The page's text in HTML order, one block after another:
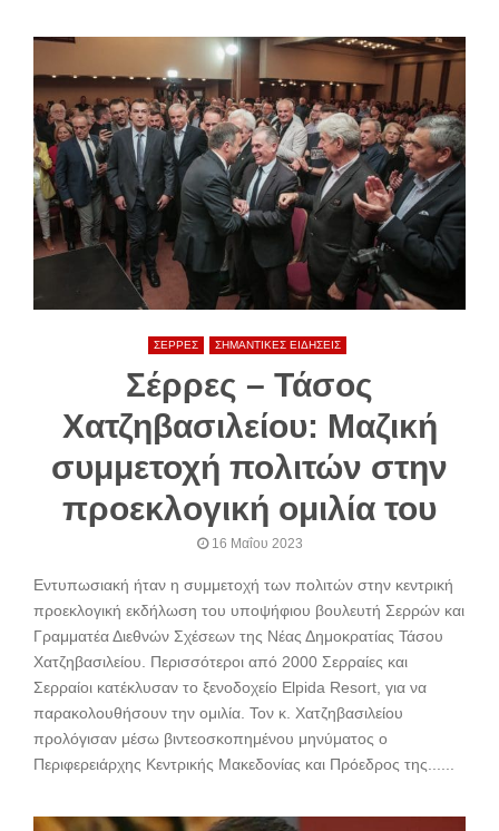
ΣΕΡΡΕΣ ΣΗΜΑΝΤΙΚΕΣ ΕΙΔΗΣΕΙΣ
Σέρρες – Τάσος
Χατζηβασιλείου: Μαζική
συμμετοχή πολιτών στην
προεκλογική ομιλία του
16 Μαΐου 2023
Εντυπωσιακή ήταν η συμμετοχή των πολιτών στην κεντρική
προεκλογική εκδήλωση του υποψήφιου βουλευτή Σερρών και
Γραμματέα Διεθνών Σχέσεων της Νέας Δημοκρατίας Τάσου
Χατζηβασιλείου. Περισσότεροι από 2000 Σερραίες και
Σερραίοι κατέκλυσαν το ξενοδοχείο Elpida Resort, για να
παρακολουθήσουν την ομιλία. Τον κ. Χατζηβασιλείου
προλόγισαν μέσω βιντεοσκοπημένου μηνύματος ο
Περιφερειάρχης Κεντρικής Μακεδονίας και Πρόεδρος της......